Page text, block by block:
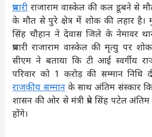
प्रभारी राजाराम वास्केल की कल डूबने से
के मौत से पुरे क्षेत्र में शोक की लहार है।
सिंह चौहान ने देवास जिले के नेमावर
प्रभारी राजाराम वास्केल की मृत्यु पर
सीएम ने बताया कि टी आई स्वर्गीय
परिवार को 1 करोड़ की सम्मान निधि
राजकीय सम्मानके साथ अंतिम संस्कार
शासन की ओर से मंत्री प्रेम सिंह पटेल
होंगे।